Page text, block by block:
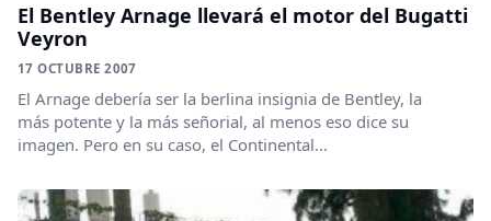
El Bentley Arnage llevará el motor del Bugatti
Veyron
17 OCTUBRE 2007
El Arnage debería ser la berlina insignia de Bentley, la
más potente y la más señorial, al menos eso dice su
imagen. Pero en su caso, el Continental...